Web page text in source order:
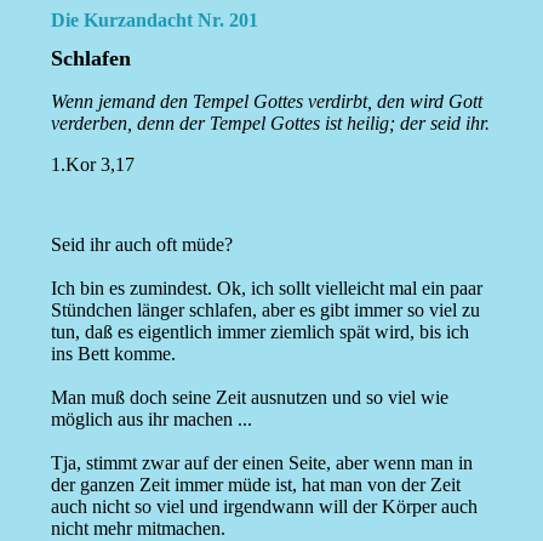
Die Kurzandacht Nr. 201
Schlafen
Wenn jemand den Tempel Gottes verdirbt, den wird Gott
verderben, denn der Tempel Gottes ist heilig; der seid ihr.
1.Kor 3,17
Seid ihr auch oft müde?
Ich bin es zumindest. Ok, ich sollt vielleicht mal ein paar
Stündchen länger schlafen, aber es gibt immer so viel zu
tun, daß es eigentlich immer ziemlich spät wird, bis ich
ins Bett komme.
Man muß doch seine Zeit ausnutzen und so viel wie
möglich aus ihr machen ...
Tja, stimmt zwar auf der einen Seite, aber wenn man in
der ganzen Zeit immer müde ist, hat man von der Zeit
auch nicht so viel und irgendwann will der Körper auch
nicht mehr mitmachen.